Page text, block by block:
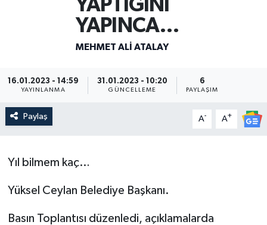
YAPTIĞINI
YAPINCA…
MEHMET ALI ATALAY
16.01.2023 - 14:59
YAYINLANMA
31.01.2023 - 10:20
GÜNCELLEME
6
PAYLAŞIM
Paylaş A- A+
Yıl bilmem kaç…
Yüksel Ceylan Belediye Başkanı.
Basın Toplantısı düzenledi, açıklamalarda